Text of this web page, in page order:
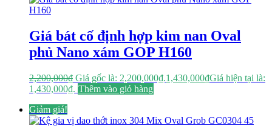
Giá bát cố định hợp kim nan Oval
phủ Nano xám GOP H160
2,200,000₫ Giá gốc là: 2,200,000₫.1,430,000₫Giá hiện tại là:
1,430,000₫. Thêm vào giỏ hàng
Giảm giá!